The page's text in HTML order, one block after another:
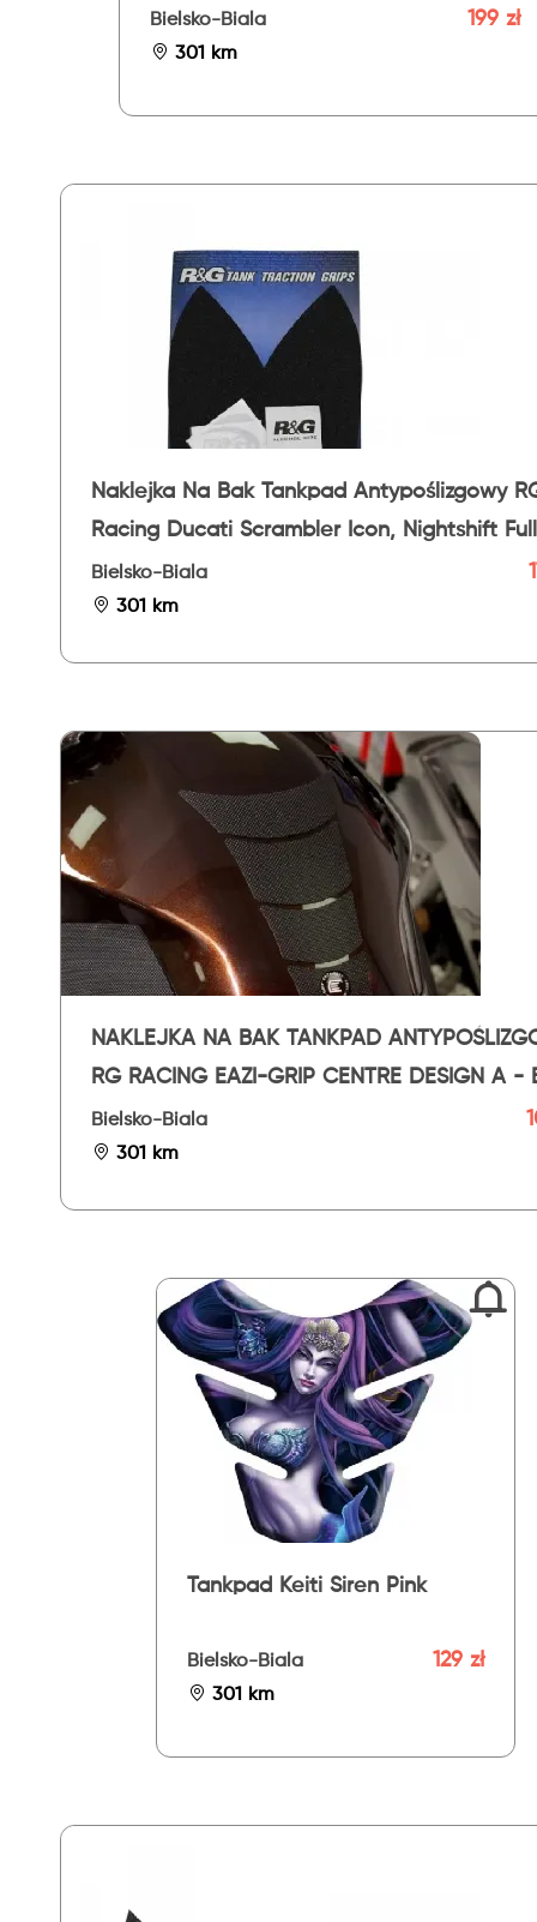
Bielsko-Biala
301 km
199 zł
Naklejka Na Bak Tankpad Antypoślizgowy
Racing Ducati Scrambler Icon, Nightshift Full
Throttle 23
Bielsko-Biala
301 km
NAKLEJKA NA BAK TANKPAD
RG RACING EAZI-GRIP CENTRE DESIGN A -
CLEAR
Bielsko-Biala
301 km
Tankpad Keiti Siren Pink
Bielsko-Biala
301 km
129 zł